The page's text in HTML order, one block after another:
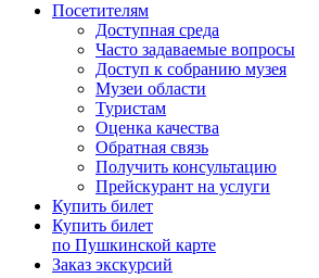
Посетителям
Доступная среда
Часто задаваемые вопросы
Доступ к собранию музея
Музеи области
Туристам
Оценка качества
Обратная связь
Получить консультацию
Прейскурант на услуги
Купить билет
Купить билет
по Пушкинской карте
Заказ экскурсий